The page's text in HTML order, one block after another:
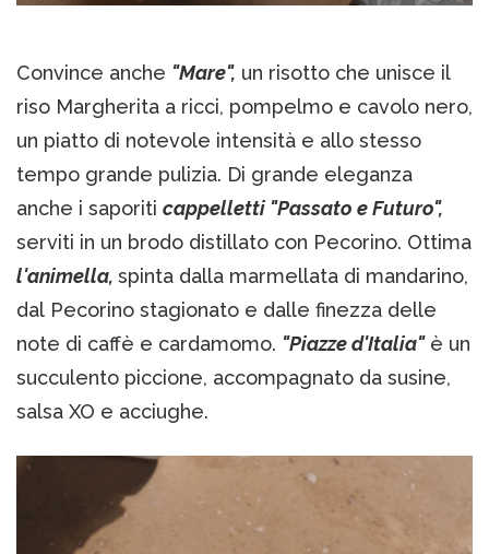
Convince anche "Mare", un risotto che unisce il
riso Margherita a ricci, pompelmo e cavolo nero,
un piatto di notevole intensità e allo stesso
tempo grande pulizia. Di grande eleganza
anche i saporiti cappelletti "Passato e Futuro",
serviti in un brodo distillato con Pecorino. Ottima
l'animella, spinta dalla marmellata di mandarino,
dal Pecorino stagionato e dalle finezza delle
note di caffè e cardamomo. "Piazze d'Italia"è un
succulento piccione, accompagnato da susine,
salsa XO e acciughe.